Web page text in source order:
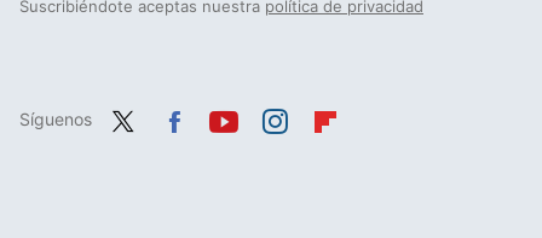
Suscribiéndote aceptas nuestra política de privacidad
Síguenos